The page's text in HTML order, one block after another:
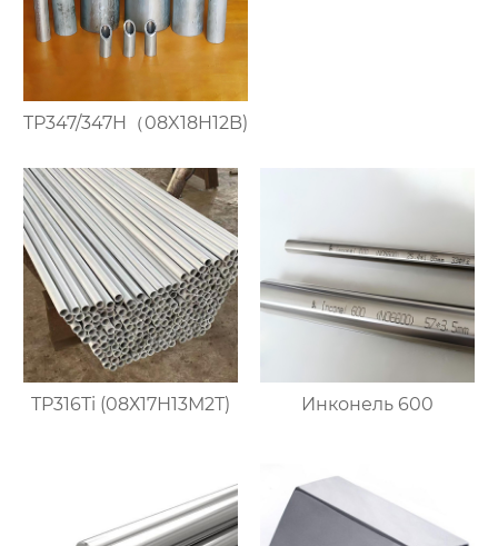
TP347/347H（08X18H12B)
TP316Ti (08Х17Н13М2Т) Инконель 600